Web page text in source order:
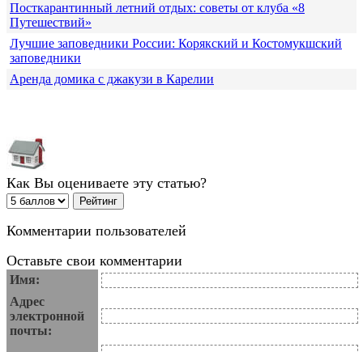
Посткарантинный летний отдых: советы от клуба «8
Путешествий»
Лучшие заповедники России: Корякский и Костомукшский
заповедники
Аренда домика с джакузи в Карелии
Как Вы оцениваете эту статью?
Комментарии пользователей
Оставьте свои комментарии
Имя:
Адрес
электронной
почты: